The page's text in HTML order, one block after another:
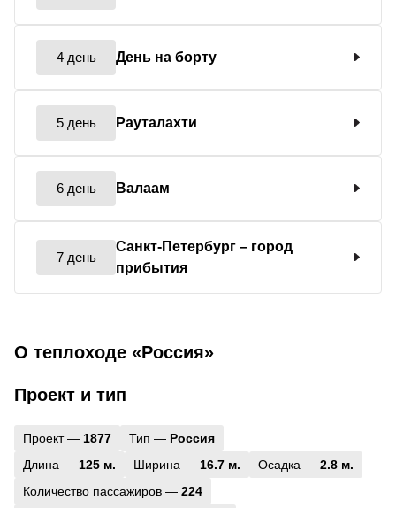
4 день День на борту
5 день Рауталахти
6 день Валаам
7 день
Санкт-Петербург – город
прибытия
О теплоходе «Россия»
Проект и тип
Проект — 1877 Тип — Россия
Длина — 125 м. Ширина — 16.7 м. Осадка — 2.8 м.
Количество пассажиров — 224